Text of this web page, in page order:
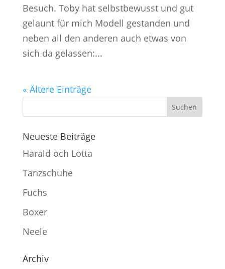
Besuch. Toby hat selbstbewusst und gut
gelaunt für mich Modell gestanden und
neben all den anderen auch etwas von
sich da gelassen:...
« Ältere Einträge
Neueste Beiträge
Harald och Lotta
Tanzschuhe
Fuchs
Boxer
Neele
Archiv